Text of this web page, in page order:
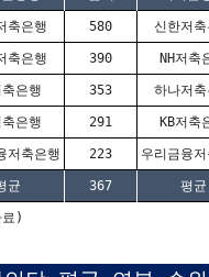
축은행 580 신한저
축은행 390 NH저축
축은행 353 하나저
축은행 291 KB저축
저축은행 223 우리금융
균 367 평균
료)